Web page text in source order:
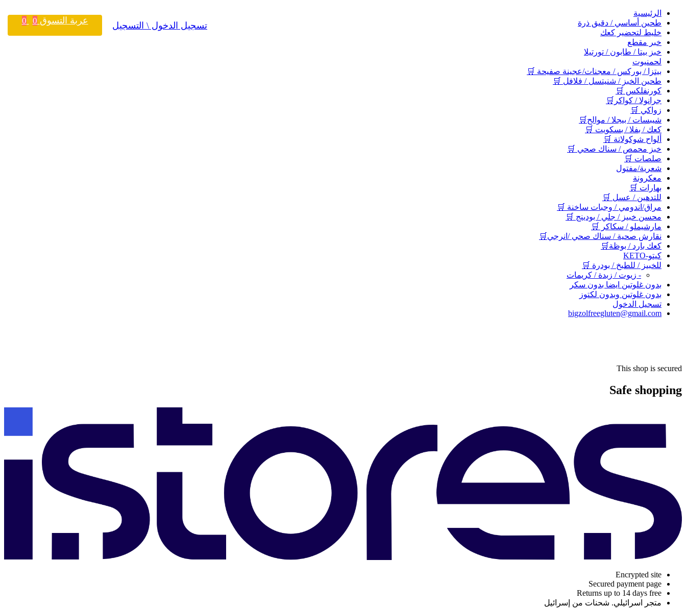
اﻟﺮﺋﻴﺴﻴﺔ
طحين أساسي / دقيق ذرة
خليط لتحضير كعك
خبر مقطع
خبز بيتا / طابون / تورتيلا
لحمنيوت
بيتزا / بوركس / معجنات/عجينة صفيحة 🛒
طحين الخبز / شنيتسل / فلافل 🛒
كورنفلكس 🛒
جرانولا / كواكر🛒
زواكي 🛒
شيبسات / بيجلا / موالح🛒
كعك / بفلا / بسكويت 🛒
ألواح شوكولاتة 🛒
خبز محمص / سناك صحي 🛒
صلصات 🛒
شعرية/مفتول
معكرونة
بهارات 🛒
للتدهين / عسل 🛒
مراق/اندومي / وجبات ساخنة 🛒
محسن خبيز / جلي / بودينج 🛒
مارشيملو / سكاكر 🛒
نقارش صحية / سناك صحي /انرجي🛒
كعك بارد / بوظة🛒
كيتو-KETO
للخبيز / للطبخ / بودرة 🛒
- زيوت / زبدة / كريمات
بدون غلوتين ايضا بدون سكر
بدون غلوتين وبدون لكتوز
تسجيل الدخول
bigzolfreegluten@gmail.com
This shop is secured
Safe shopping
Encrypted site
Secured payment page
Returns up to 14 days free
متجر اسرائيلي. شحنات من إسرائيل
تسجيل الدخول \ التسجيل عربة التسوق 0
0